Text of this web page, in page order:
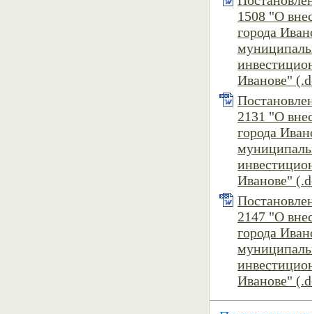
1508 "О
города
Иванове"
2131 "О
города
Иванове"
2147 "О
города
Иванове"